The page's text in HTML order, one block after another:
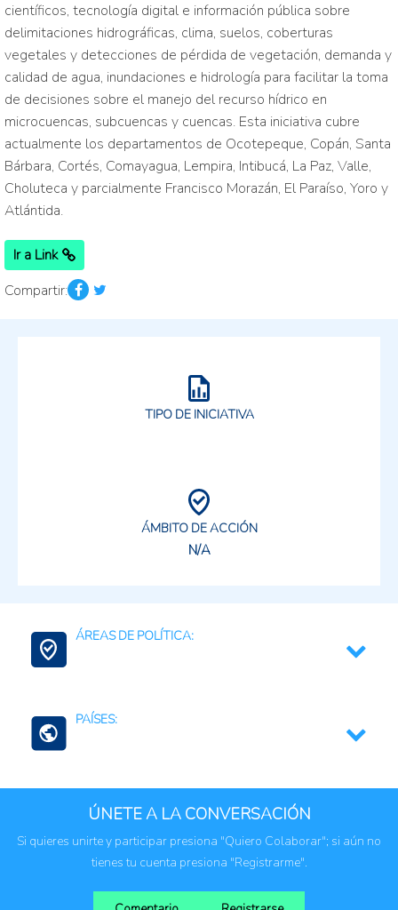
científicos, tecnología digital e información pública sobre
delimitaciones hidrográficas, clima, suelos, coberturas
vegetales y detecciones de pérdida de vegetación, demanda y
calidad de agua, inundaciones e hidrología para facilitar la toma
de decisiones sobre el manejo del recurso hídrico en
microcuencas, subcuencas y cuencas. Esta iniciativa cubre
actualmente los departamentos de Ocotepeque, Copán, Santa
Bárbara, Cortés, Comayagua, Lempira, Intibucá, La Paz, Valle,
Choluteca y parcialmente Francisco Morazán, El Paraíso, Yoro y
Atlántida.
Ir a Link
Compartir:
TIPO DE INICIATIVA
ÁMBITO DE ACCIÓN
N/A
ÁREAS DE POLÍTICA:
PAÍSES:
ÚNETE A LA CONVERSACIÓN
Si quieres unirte y participar presiona "Quiero Colaborar"; si aún no
tienes tu cuenta presiona "Registrarme".